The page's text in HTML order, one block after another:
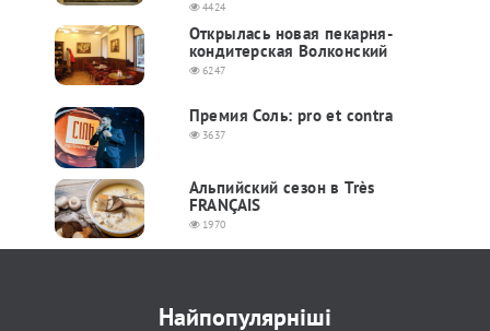
4424
Открылась новая пекарня-
кондитерская Волконский
6247
Премия Соль: pro et contra
3637
Альпийский сезон в Très
FRANÇAIS
1970
Найпопулярніші